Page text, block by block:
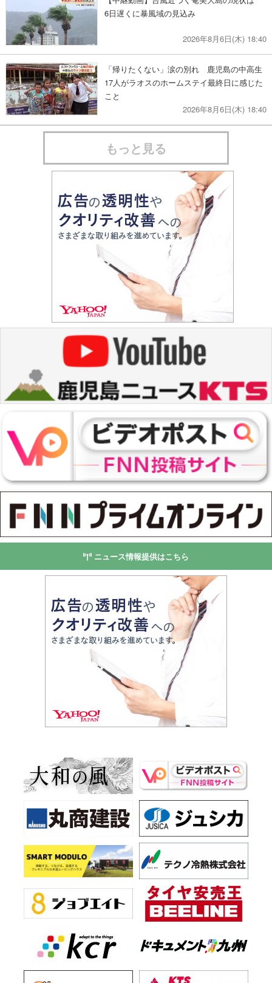
6日遅くに暴風域の見込み
2026年8月6日(木) 18:40
「帰りたくない」涙の別れ 鹿児島の中高生
17人がラオスのホームステイ最終日に感じた
こと
2026年8月6日(木) 18:40
もっと見る
ニュース情報提供はこちら